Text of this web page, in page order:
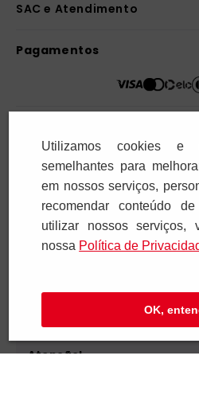
SAC e Atendimento
Pagamentos
Brasil
Atenção!
Utilizamos cookies e
semelhantes para
em nossos serviços,
recomendar conteúdo
utilizar nossos serviços,
nossa Polí­tica de
OK,